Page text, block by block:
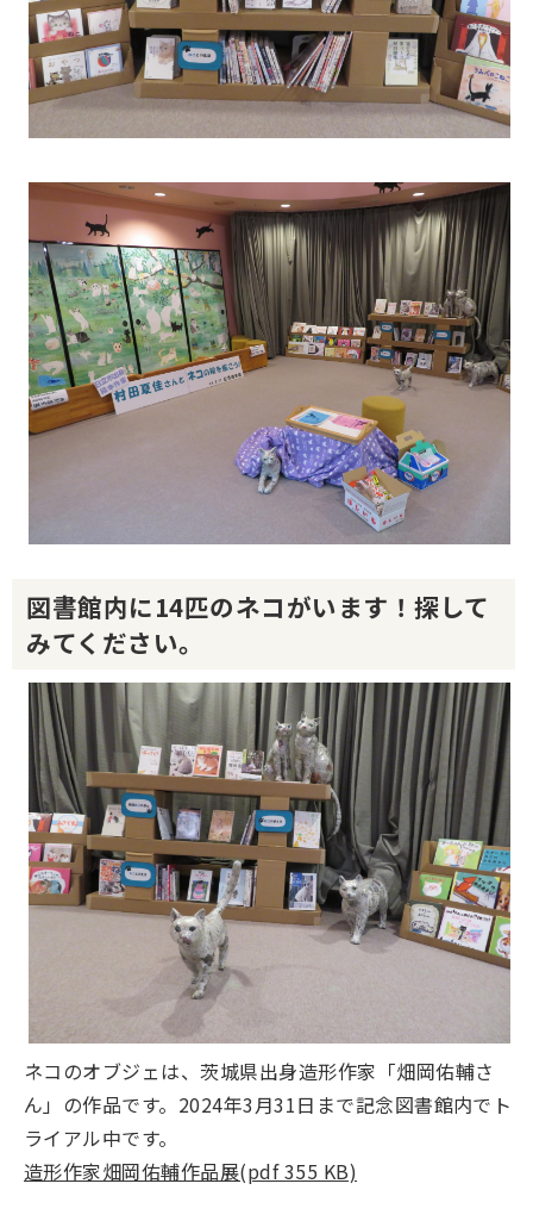
図書館内に14匹のネコがいます！探して
みてください。
ネコのオブジェは、茨城県出身造形作家「畑岡佑輔さ
ん」の作品です。2024年3月31日まで記念図書館内でト
ライアル中です。
造形作家畑岡佑輔作品展(pdf 355 KB)